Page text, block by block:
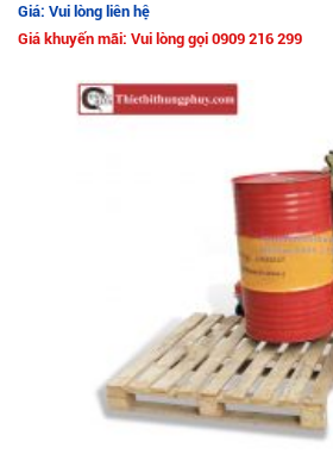
Giá: Vui lòng liên hệ
Giá khuyến mãi: Vui lòng gọi 0909 216 299